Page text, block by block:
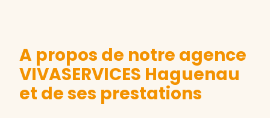
A propos de notre agence
VIVASERVICES Haguenau
et de ses prestations